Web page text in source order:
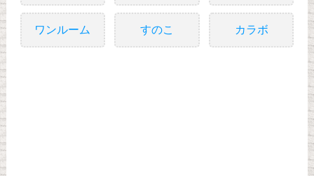
ワンルーム すのこ カラボ